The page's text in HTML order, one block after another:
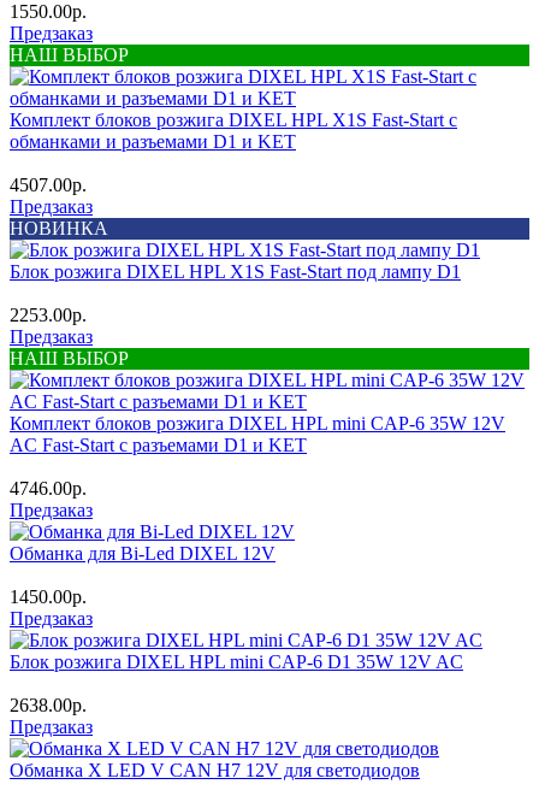
1550.00р.
Предзаказ
НАШ ВЫБОР
Комплект блоков розжига DIXEL HPL X1S Fast-Start с
обманками и разъемами D1 и KET
4507.00р.
Предзаказ
НОВИНКА
Блок розжига DIXEL HPL X1S Fast-Start под лампу D1
2253.00р.
Предзаказ
НАШ ВЫБОР
Комплект блоков розжига DIXEL HPL mini CAP-6 35W 12V
AC Fast-Start с разъемами D1 и KET
4746.00р.
Предзаказ
Обманка для Bi-Led DIXEL 12V
1450.00р.
Предзаказ
Блок розжига DIXEL HPL mini CAP-6 D1 35W 12V AC
2638.00р.
Предзаказ
Обманка X LED V CAN H7 12V для светодиодов